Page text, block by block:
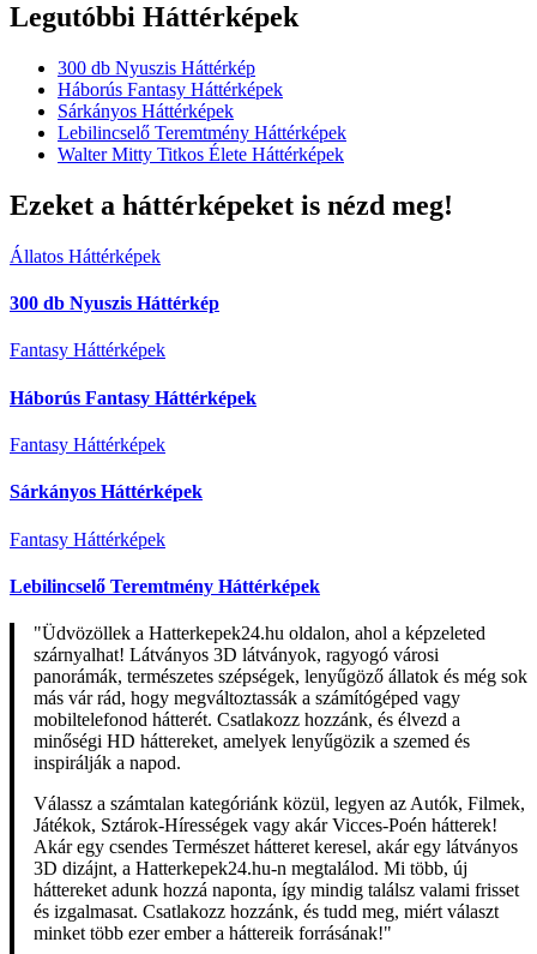
Legutóbbi Háttérképek
300 db Nyuszis Háttérkép
Háborús Fantasy Háttérképek
Sárkányos Háttérképek
Lebilincselő Teremtmény Háttérképek
Walter Mitty Titkos Élete Háttérképek
Ezeket a háttérképeket is nézd meg!
Állatos Háttérképek
300 db Nyuszis Háttérkép
Fantasy Háttérképek
Háborús Fantasy Háttérképek
Fantasy Háttérképek
Sárkányos Háttérképek
Fantasy Háttérképek
Lebilincselő Teremtmény Háttérképek
"Üdvözöllek a Hatterkepek24.hu oldalon, ahol a képzeleted
szárnyalhat! Látványos 3D látványok, ragyogó városi
panorámák, természetes szépségek, lenyűgöző állatok és még sok
más vár rád, hogy megváltoztassák a számítógéped vagy
mobiltelefonod hátterét. Csatlakozz hozzánk, és élvezd a
minőségi HD háttereket, amelyek lenyűgözik a szemed és
inspirálják a napod.
Válassz a számtalan kategóriánk közül, legyen az Autók, Filmek,
Játékok, Sztárok-Hírességek vagy akár Vicces-Poén hátterek!
Akár egy csendes Természet hátteret keresel, akár egy látványos
3D dizájnt, a Hatterkepek24.hu-n megtalálod. Mi több, új
háttereket adunk hozzá naponta, így mindig találsz valami frisset
és izgalmasat. Csatlakozz hozzánk, és tudd meg, miért választ
minket több ezer ember a háttereik forrásának!"